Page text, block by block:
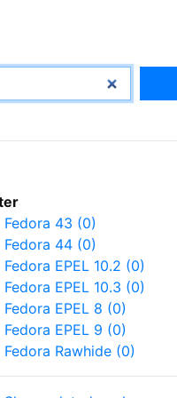
Fedora 43 (0)
Fedora 44 (0)
Fedora EPEL 10.2 (0)
Fedora EPEL 10.3 (0)
Fedora EPEL 8 (0)
Fedora EPEL 9 (0)
Fedora Rawhide (0)